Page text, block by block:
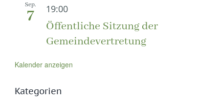
Sep.
7 19:00
Öffentliche Sitzung der
Gemeindevertretung
Kalender anzeigen
Kategorien